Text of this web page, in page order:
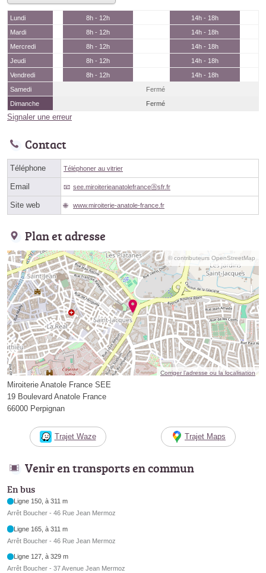
Lundi 8h - 12h
14h - 18h
Mardi
8h - 12h
14h - 18h
Mercredi
8h - 12h
14h - 18h
Jeudi
8h - 12h
14h - 18h
Vendredi
8h - 12h
14h - 18h
Samedi
Fermé
Dimanche
Fermé
Signaler une erreur
Contact
Téléphone Téléphoner au vitrier
Email see.miroiterieanatolefranceⓐsfr.fr
Site web www.miroiterie-anatole-france.fr
Plan et adresse
© contributeurs OpenStreetMap
Corriger l’adresse ou la localisation
Miroiterie Anatole France SEE
19 Boulevard Anatole France
66000 Perpignan
Trajet Waze Trajet Maps
Venir en transports en commun
En bus
Ligne 150, à 311 m
Arrêt Boucher - 46 Rue Jean Mermoz
Ligne 165, à 311 m
Arrêt Boucher - 46 Rue Jean Mermoz
Ligne 127, à 329 m
Arrêt Boucher - 37 Avenue Jean Mermoz